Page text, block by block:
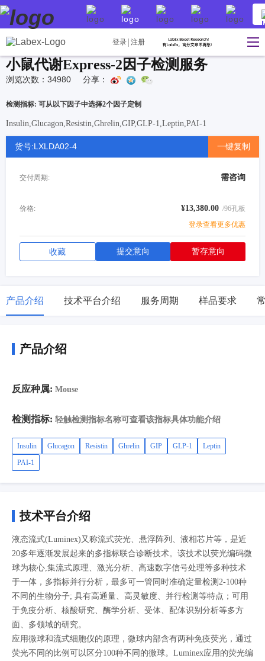
登录 注册
小鼠代谢Express-2因子检测服务
浏览次数：34980 分享：
检测指标: 可从以下因子中选择2个因子定制
Insulin,Glucagon,Resistin,Ghrelin,GIP,GLP-1,Leptin,PAI-1
货号:LXLDA02-4 一键复制
交付周期: 需咨询
价格: ¥13,380.00 /96孔板
登录查看更多优惠
收藏 提交意向 暂存意向
产品介绍 技术平台介绍 服务周期 样品要求
产品介绍
反应种属: Mouse
检测指标: 轻触检测指标名称可查看该指标具体功能介绍
Insulin Glucagon Resistin Ghrelin GIP GLP-1
Leptin
PAI-1
技术平台介绍
液态流式(Luminex)又称流式荧光、悬浮阵列、液相芯片等，是近
20多年逐渐发展起来的多指标联合诊断技术。该技术以荧光编码微
球为核心,集流式原理、激光分析、高速数字信号处理等多种技术
于一体，多指标并行分析，最多可一管同时准确定量检测2-100种
不同的生物分子; 具有高通量、高灵敏度、并行检测等特点；可用
于免疫分析、核酸研究、酶学分析、受体、配体识别分析等多方
面、多领域的研究。
应用微球和流式细胞仪的原理，微球内部含有两种免疫荧光，通过
荧光不同的比例可以区分100种不同的微球。Luminex应用的荧光编